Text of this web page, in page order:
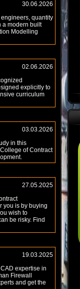
30.06.2026
quantity
a modern built
Modelling
02.06.2026
explicitly to
curriculum
03.03.2026
in this
of Contract
27.05.2025
you is by buying
wish to
be risky. Find
19.03.2025
expertise in
Firewall
and get the